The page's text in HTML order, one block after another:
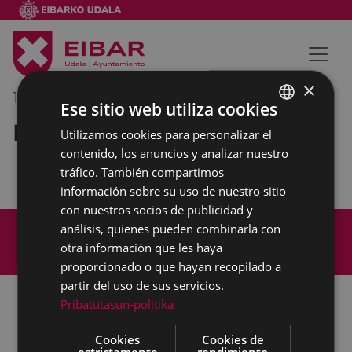
18/06/2018
Reunión interna municipal
Aviso legal
Política de cookies
Accesibilidad
BASQUE
SPANISH
×
Ese sitio web utiliza cookies
Utilizamos cookies para personalizar el
contenido, los anuncios y analizar nuestro
tráfico. También compartimos
información sobre su uso de nuestro sitio
con nuestros socios de publicidad y
análisis, quienes pueden combinarla con
otra información que les haya
proporcionado o que hayan recopilado a
partir del uso de sus servicios.
Pribatutasun-politika
Cookies
Cookies de